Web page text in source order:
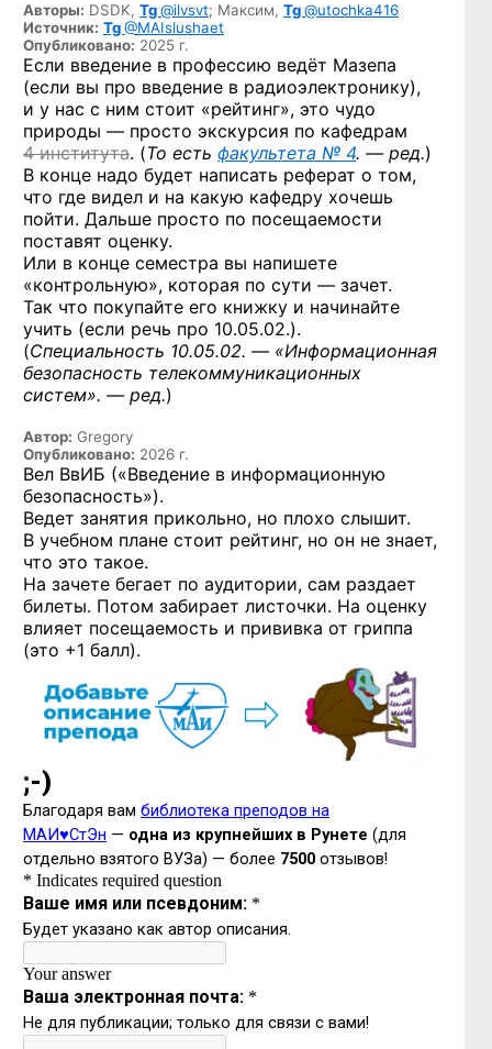
Авторы: DSDK, Tg@ilvsvt; Максим, Tg@utochka416
Источник: Tg@MAIslushaet
Опубликовано: 2025 г.
Если введение в профессию ведёт Мазепа
(если вы про введение в радиоэлектронику),
и у нас с ним стоит «рейтинг», это чудо
природы — просто экскурсия по кафедрам
4 института. (То есть факультета № 4. — ред.)
В конце надо будет написать реферат о том,
что где видел и на какую кафедру хочешь
пойти. Дальше просто по посещаемости
поставят оценку.
Или в конце семестра вы напишете
«контрольную», которая по сути — зачет.
Так что покупайте его книжку и начинайте
учить (если речь про 10.05.02.).
(Специальность 10.05.02. — «Информационная
безопасность телекоммуникационных
систем». — ред.)
Автор: Gregory
Опубликовано: 2026 г.
Вел ВвИБ («Введение в информационную
безопасность»).
Ведет занятия прикольно, но плохо слышит.
В учебном плане стоит рейтинг, но он не знает,
что это такое.
На зачете бегает по аудитории, сам раздает
билеты. Потом забирает листочки. На оценку
влияет посещаемость и прививка от гриппа
(это +1 балл).